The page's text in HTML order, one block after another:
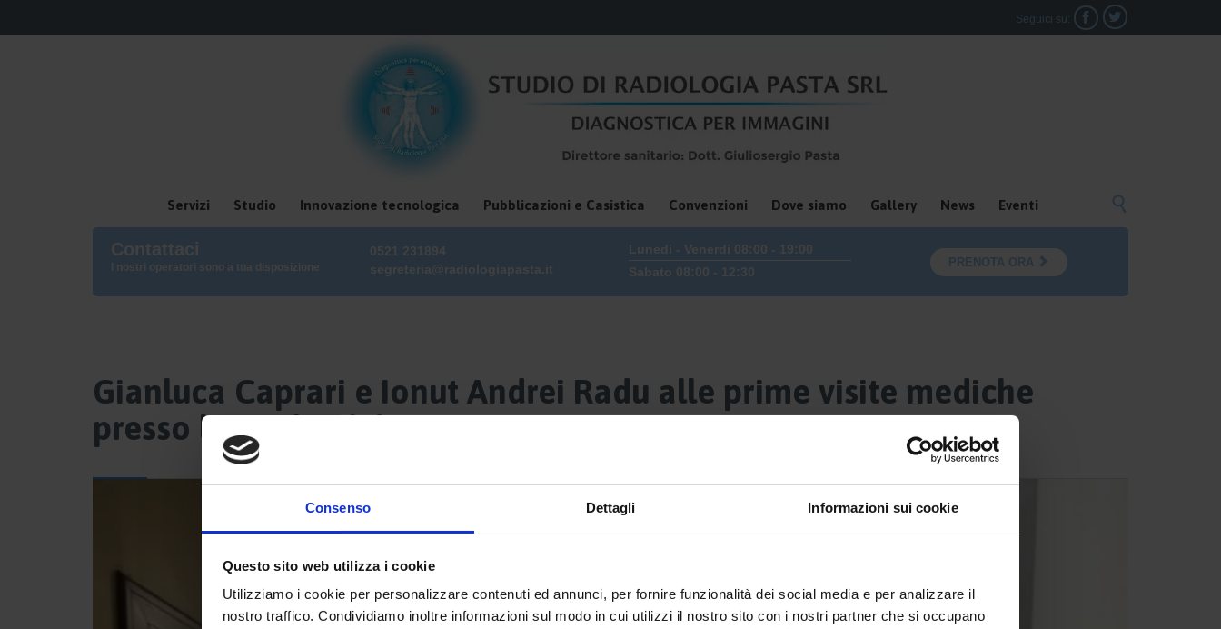
Consenso Dettagli Informazioni sui cookie
Questo sito web utilizza i cookie
Utilizziamo i cookie per personalizzare contenuti ed annunci, per fornire funzionalità dei social media e per analizzare il
nostro traffico. Condividiamo inoltre informazioni sul modo in cui utilizzi il nostro sito con i nostri partner che si occupano
Seguici su:  
to
content
Servizi Studio Innovazione tecnologica Pubblicazioni e Casistica Convenzioni Dove siamo Gallery News Eventi 
Contattaci
I nostri operatori sono a tua disposizione
0521 231894
segreteria@radiologiapasta.it
Lunedi - Venerdi 08:00 - 19:00
Sabato 08:00 - 12:30
PRENOTA ORA 
Gianluca Caprari e Ionut Andrei Radu alle prime visite mediche
presso lo studio del Dr. Pasta